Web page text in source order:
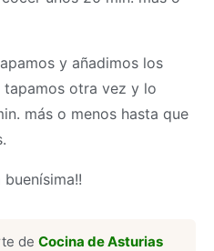
y añadimos los
tapamos otra vez y lo
más o menos hasta que
deCocina de Asturias